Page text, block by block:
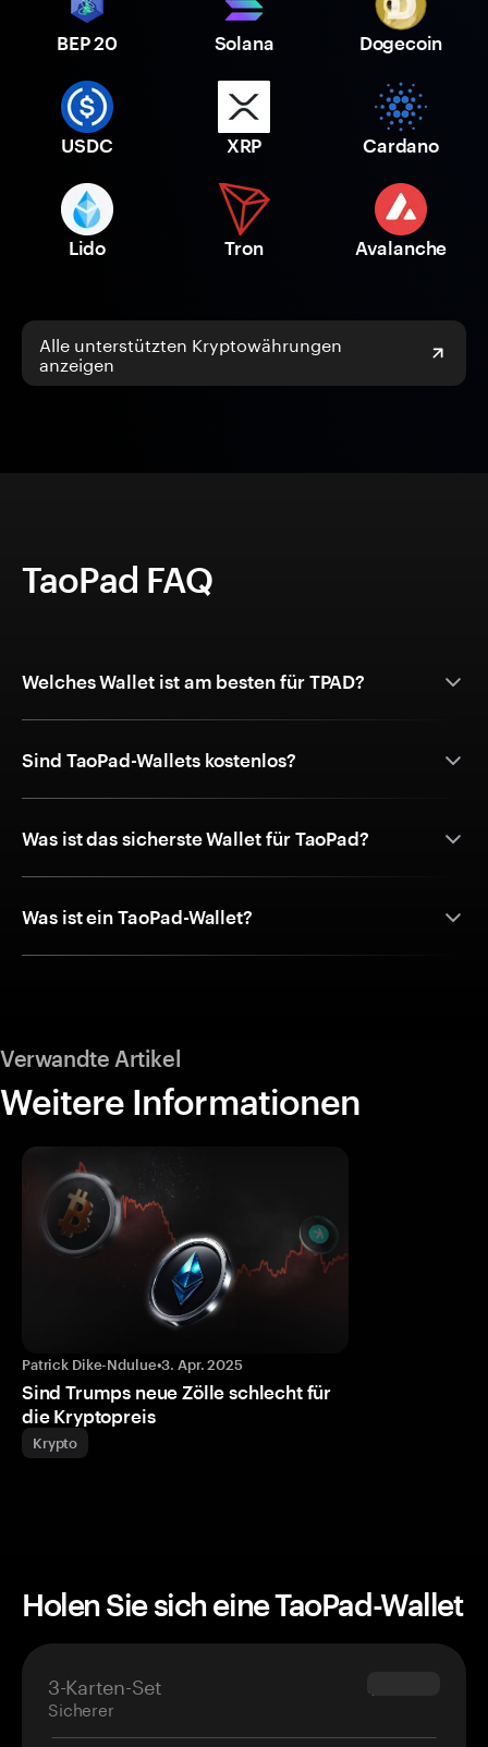
BEP 20 Solana Dogecoin
USDC XRP Cardano
Lido Tron Avalanche
Alle unterstützten Kryptowährungen
anzeigen
TaoPad FAQ
Welches Wallet ist am besten für TPAD?
Sind TaoPad-Wallets kostenlos?
Was ist das sicherste Wallet für TaoPad?
Was ist ein TaoPad-Wallet?
Verwandte Artikel
Weitere Informationen
Patrick Dike-Ndulue•3. Apr. 2025
Sind Trumps neue Zölle schlecht für
die Kryptopreis
Krypto
Holen Sie sich eine TaoPad-Wallet
3-Karten-Set
Sicherer
$69.90